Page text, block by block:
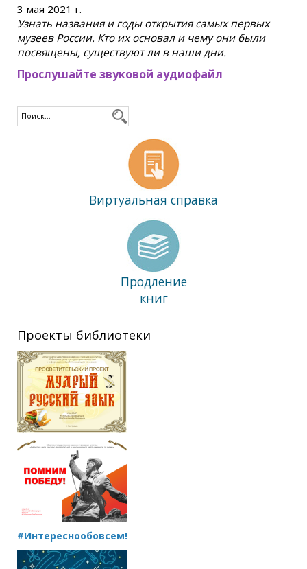
3 мая 2021 г.
Узнать названия и годы открытия самых первых
музеев России. Кто их основал и чему они были
посвящены, существуют ли в наши дни.
Прослушайте звуковой аудиофайл
Виртуальная справка
Продление
книг
Проекты библиотеки
#Интереснообовсем!